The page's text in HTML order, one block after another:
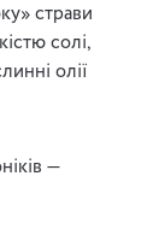
страви
солі,
олії
—